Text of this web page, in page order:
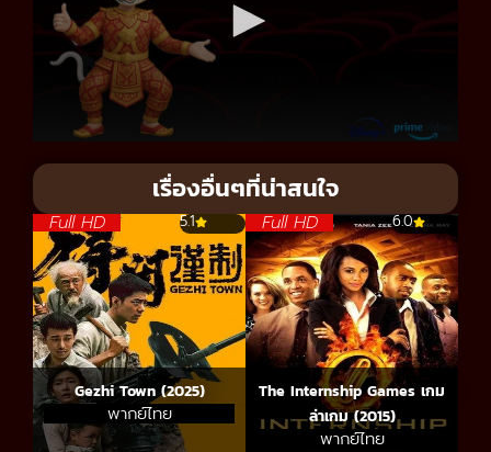
เรื่องอื่นๆที่น่าสนใจ
Full HD 5.1
Gezhi Town (2025)
พากย์ไทย
Full HD 6.0
The Internship Games เกม
ล่าเกม (2015)
พากย์ไทย